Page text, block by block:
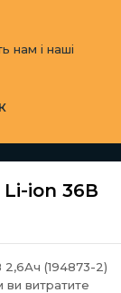
нам і наші
ion 36В
(194873-2)
ви витратите